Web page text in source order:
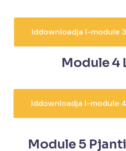
Iddownloadja l-module
Module 4
Iddownloadja l-module
Module 5